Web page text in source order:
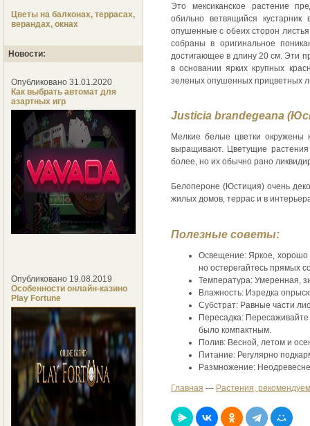
Цветы на балконах, террасах,
верандах, окнах
Новости:
Опубликовано 31.01.2020
Как выбрать автомат для
азартных игр
Опубликовано 19.08.2019
Особенности онлайн-казино
Play Fortune
Это мексиканское растение
обильно ветвящийся
опушенные с обеих сторон
собраны в оригинальное
достигающее в длину 20 см. Эти
в основании ярких крупных
зеленых опушенных прицветных
Justicia brandegeana
Мелкие белые цветки окружены
выращивают. Цветущие
более, но их обычно рано
Белопероне (Юстиция) очень
жилых домов, террас и в
Полезные советы:
Освещение: Яркое, хорошо
но остерегайтесь прямых
Температура: Умеренная,
Влажность: Изредка
Субстрат: Равные части
Пересадка:
было компактным.
Полив: Весной, летом и
Питаниe: Регулярно
Размножение:
Главная --- Растения,